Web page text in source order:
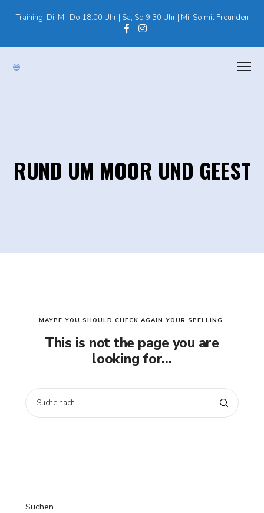
Training: Di, Mi, Do 18:00 Uhr | Sa, So 9:30 Uhr | Mi, So mit Freunden
RUND UM MOOR UND GEEST
MAYBE YOU SHOULD CHECK AGAIN YOUR SPELLING.
This is not the page you are
looking for...
Suchen